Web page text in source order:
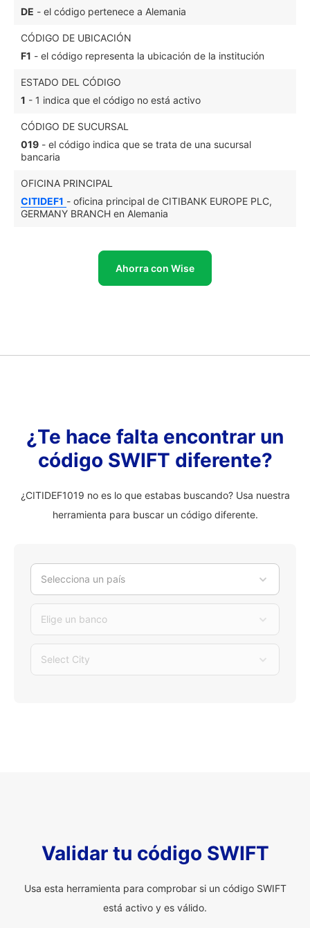
DE - el código pertenece a Alemania
CÓDIGO DE UBICACIÓN
F1 - el código representa la ubicación de la institución
ESTADO DEL CÓDIGO
1 - 1 indica que el código no está activo
CÓDIGO DE SUCURSAL
019 - el código indica que se trata de una sucursal
bancaria
OFICINA PRINCIPAL
CITIDEF1 - oficina principal de CITIBANK EUROPE PLC,
GERMANY BRANCH en Alemania
Ahorra con Wise
¿Te hace falta encontrar un
código SWIFT diferente?
¿CITIDEF1019 no es lo que estabas buscando? Usa nuestra
herramienta para buscar un código diferente.
Selecciona un país
Elige un banco
Select City
Validar tu código SWIFT
Usa esta herramienta para comprobar si un código SWIFT
está activo y es válido.